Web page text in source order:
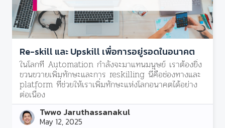
Re-skill และ Upskill เพื่อการอยู่รอดในอนาคต
ในโลกที่ Automation กำลังจะมาแทนมนุษย์ เราต้องยิ่ง
ขวนขวายเพิ่มทักษะและการ reskilling นี่คือช่องทางและ
platform ที่ช่วยให้เราเพิ่มทักษะแห่งโลกอนาคตได้อย่าง
ต่อเนื่อง
Twwo Jaruthassanakul
May 12, 2025